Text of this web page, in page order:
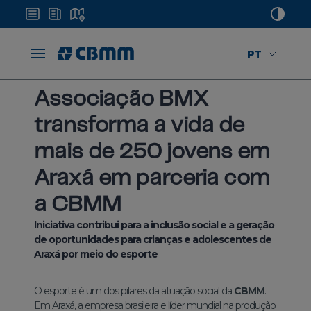
PT
Associação BMX
transforma a vida de
mais de 250 jovens em
Araxá em parceria com
a CBMM
Iniciativa contribui para a inclusão social e a geração
de oportunidades para crianças e adolescentes de
Araxá por meio do esporte
O esporte é um dos pilares da atuação social da CBMM.
Em Araxá, a empresa brasileira e líder mundial na produção